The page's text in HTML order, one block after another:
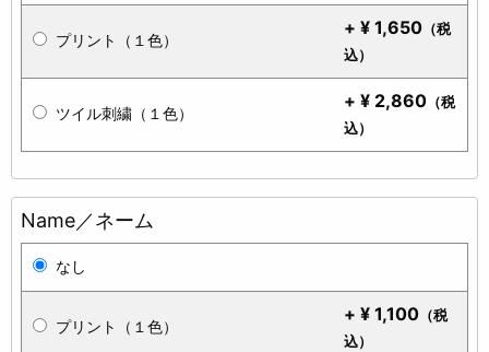
プリント（１色）
+ ¥ 1,650 （税
込）
ツイル刺繍（１色）
+ ¥ 2,860 （税
込）
Name／ネーム
なし
プリント（１色）
+ ¥ 1,100 （税
込）